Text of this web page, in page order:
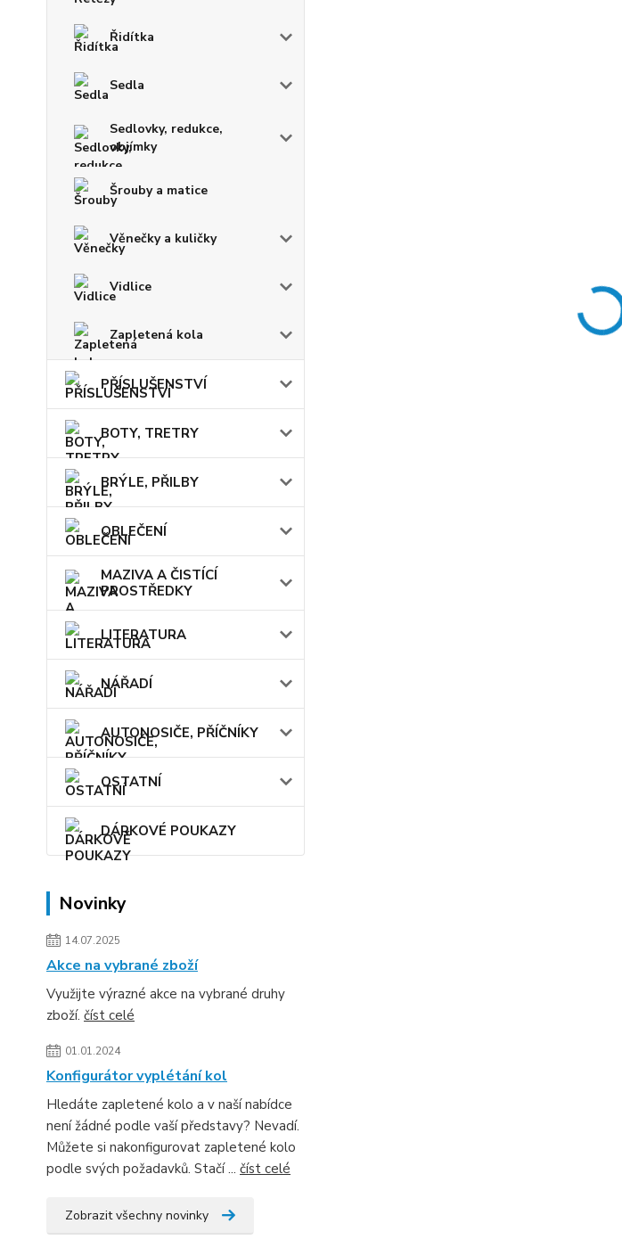
Řidítka
Sedla
Sedlovky, redukce,
objímky
Šrouby a matice
Věnečky a kuličky
Vidlice
Zapletená kola
PŘÍSLUŠENSTVÍ
BOTY, TRETRY
BRÝLE, PŘILBY
OBLEČENÍ
MAZIVA A ČISTÍCÍ
PROSTŘEDKY
LITERATURA
NÁŘADÍ
AUTONOSIČE, PŘÍČNÍKY
OSTATNÍ
DÁRKOVÉ POUKAZY
Novinky
14.07.2025
Akce na vybrané zboží
Využijte výrazné akce na vybrané druhy
zboží. číst celé
01.01.2024
Konfigurátor vyplétání kol
Hledáte zapletené kolo a v naší nabídce
není žádné podle vaší představy? Nevadí.
Můžete si nakonfigurovat zapletené kolo
podle svých požadavků. Stačí ... číst celé
Zobrazit všechny novinky